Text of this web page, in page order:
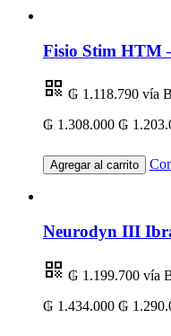
Fisio Stim HTM
₲ 1.118.790 vía
₲ 1.308.000 ₲
Agregar al carrito
Neurodyn III
₲ 1.199.700 vía
₲ 1.434.000 ₲